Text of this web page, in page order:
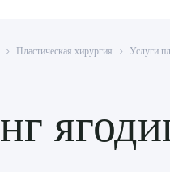
Пластическая хирургия Услуги